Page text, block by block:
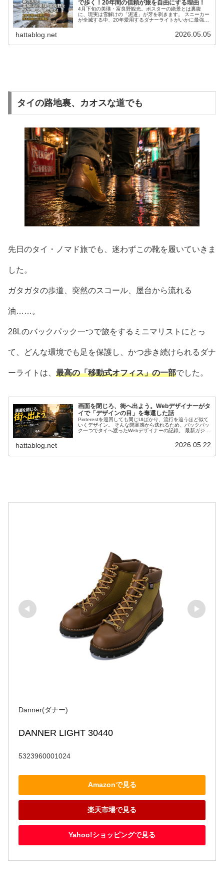
で歩く！20年間の信頼が旅を自由にする理由！
4月下旬の美瑛・富良野観光。ポスターの絶景とは裏腹
に、現実は雪解けの「泥道」が牙を剥きます。 スニーカー
が全滅する中、20年愛用するダナーライトがいかに最強の
hattablog.net 2026.05.05
タイの路地裏、カオスな道でも
先日のタイ・ノマド旅でも、迷わずこの靴を履いていきま
した。
ガタガタの歩道、突然のスコール、屋台から流れる
油……。
28Lのバックパック一つで旅をするミニマリストにとっ
て、どんな環境でも足を保護し、かつ歩き続けられるダナ
ーライトは、 最高の「移動式オフィス」の一部でした。
画面を閉じろ、街へ出よう。Webデザイナーがタ
イで「デザインの目」を奪還した話
Pinterestを巡回しても同じUIばかり、流行を追うほど似て
いくデザイン。 そんな閉塞感から逃れるため、バックパッ
ク一つでタイへ渡ったWebデザイナーの記録。 最新ガジェ
で失われたクリエイティビティを奪還する。 本当のインプ
hattablog.net 2026.05.22
Danner(ダナー)
DANNER LIGHT 30440
5323960001024
Amazonで見る
楽天市場で見る
Yahoo!ショッピングで見る